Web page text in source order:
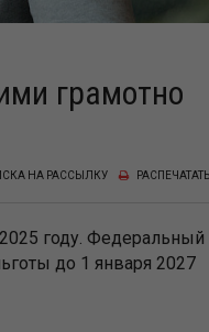
грамотно
РАСПЕЧАТАТЬ
НА РАССЫЛКУ
году. Федеральный
до 1 января 2027